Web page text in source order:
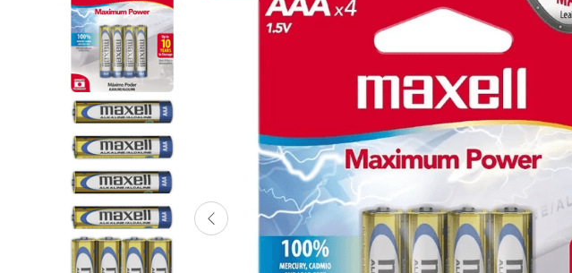
Figuras de Acción
Gadgets y Electrónicos
Juegos de Mesa
Lanzadores
Muñecas
Construcción
Peluches
Vehículos y Pistas